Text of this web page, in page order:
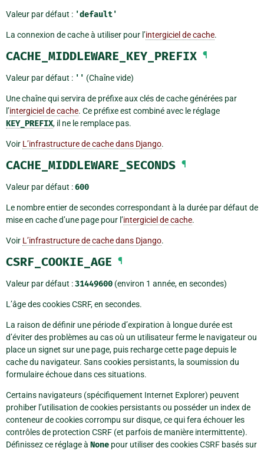
Valeur par défaut : 'default'
La connexion de cache à utiliser pour l’intergiciel de cache.
CACHE_MIDDLEWARE_KEY_PREFIX ¶
Valeur par défaut : '' (Chaîne vide)
Une chaîne qui servira de préfixe aux clés de cache générées par
l’intergiciel de cache. Ce préfixe est combiné avec le réglage
KEY_PREFIX, il ne le remplace pas.
Voir L’infrastructure de cache dans Django.
CACHE_MIDDLEWARE_SECONDS ¶
Valeur par défaut :600
Le nombre entier de secondes correspondant à la durée par défaut de
mise en cache d’une page pour l’intergiciel de cache.
Voir L’infrastructure de cache dans Django.
CSRF_COOKIE_AGE ¶
Valeur par défaut :31449600 (environ 1 année, en secondes)
L’âge des cookies CSRF, en secondes.
La raison de définir une période d’expiration à longue durée est
d’éviter des problèmes au cas où un utilisateur ferme le navigateur ou
place un signet sur une page, puis recharge cette page depuis le
cache du navigateur. Sans cookies persistants, la soumission du
formulaire échoue dans ces situations.
Certains navigateurs (spécifiquement Internet Explorer) peuvent
prohiber l’utilisation de cookies persistants ou posséder un index de
conteneur de cookies corrompu sur disque, ce qui fera échouer les
contrôles de protection CSRF (et parfois de manière intermittente).
Définissez ce réglage à None pour utiliser des cookies CSRF basés sur